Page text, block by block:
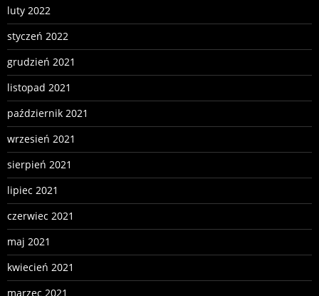
luty 2022
styczeń 2022
grudzień 2021
listopad 2021
październik 2021
wrzesień 2021
sierpień 2021
lipiec 2021
czerwiec 2021
maj 2021
kwiecień 2021
marzec 2021